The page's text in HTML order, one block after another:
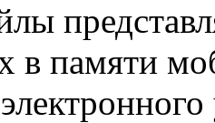
в памяти